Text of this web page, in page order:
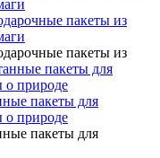
пакеты из
пакеты из
пакеты для
о природе
пакеты для